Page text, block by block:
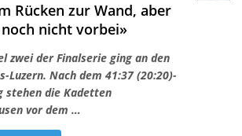
Rücken zur Wand, aber
nicht vorbei»
zwei der Finalserie ging an den
Luzern. Nach dem 41:37 (20:20)-
stehen die Kadetten
vor dem …